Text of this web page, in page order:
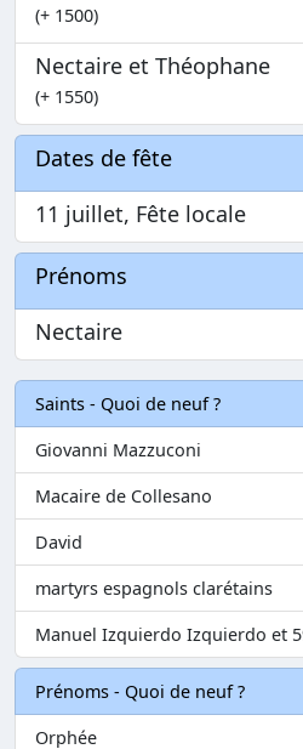
(+ 1500)
Nectaire et Théophane
(+ 1550)
Dates de fête
11 juillet, Fête locale
Prénoms
Nectaire
Saints - Quoi de neuf ?
Giovanni Mazzuconi
Macaire de Collesano
David
martyrs espagnols clarétains
Manuel Izquierdo Izquierdo et
Prénoms - Quoi de neuf ?
Orphée